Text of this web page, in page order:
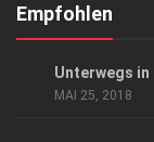
Kontakt,
Empfohlen
Unterwegs in
MAI 25, 2018